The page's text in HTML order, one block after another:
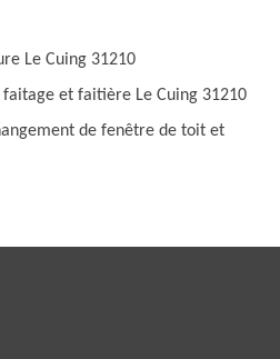
Le Cuing 31210
et faitière Le Cuing 31210
de fenêtre de toit et